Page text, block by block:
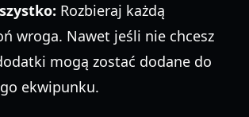
Rozbieraj każdą
wroga. Nawet jeśli nie chcesz
mogą zostać dodane do
ekwipunku.